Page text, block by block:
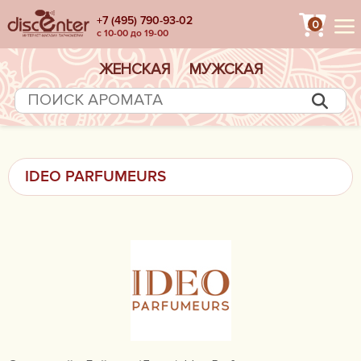
+7 (495) 790-93-02
с 10-00 до 19-00
0
ЖЕНСКАЯ МУЖСКАЯ
IDEO PARFUMEURS